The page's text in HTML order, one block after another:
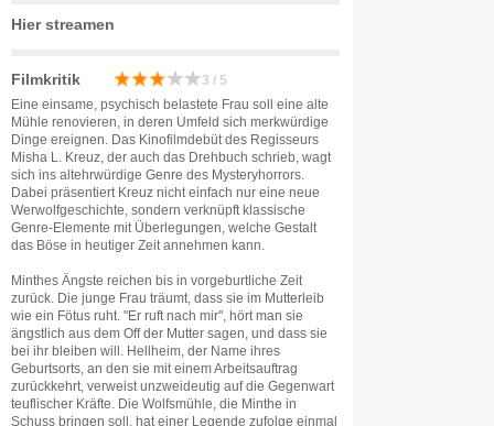
Hier streamen
Filmkritik 3 / 5
Eine einsame, psychisch belastete Frau soll eine alte
Mühle renovieren, in deren Umfeld sich merkwürdige
Dinge ereignen. Das Kinofilmdebüt des Regisseurs
Misha L. Kreuz, der auch das Drehbuch schrieb, wagt
sich ins altehrwürdige Genre des Mysteryhorrors.
Dabei präsentiert Kreuz nicht einfach nur eine neue
Werwolfgeschichte, sondern verknüpft klassische
Genre-Elemente mit Überlegungen, welche Gestalt
das Böse in heutiger Zeit annehmen kann.
Minthes Ängste reichen bis in vorgeburtliche Zeit
zurück. Die junge Frau träumt, dass sie im Mutterleib
wie ein Fötus ruht. "Er ruft nach mir", hört man sie
ängstlich aus dem Off der Mutter sagen, und dass sie
bei ihr bleiben will. Hellheim, der Name ihres
Geburtsorts, an den sie mit einem Arbeitsauftrag
zurückkehrt, verweist unzweideutig auf die Gegenwart
teuflischer Kräfte. Die Wolfsmühle, die Minthe in
Schuss bringen soll, hat einer Legende zufolge einmal